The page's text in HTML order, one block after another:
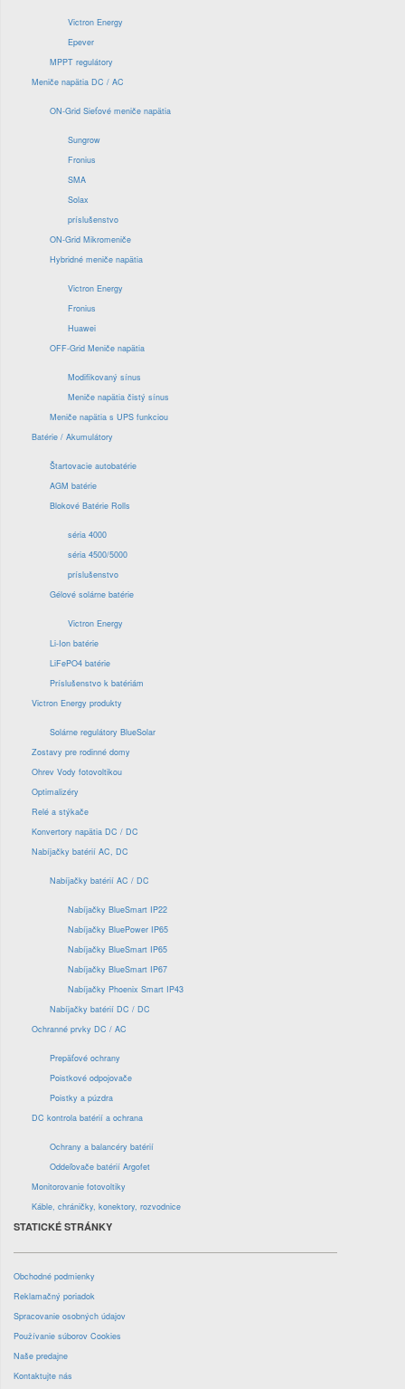
Victron Energy
Epever
MPPT regulátory
Meniče napätia DC / AC
ON-Grid Sieťové meniče napätia
Sungrow
Fronius
SMA
Solax
príslušenstvo
ON-Grid Mikromeniče
Hybridné meniče napätia
Victron Energy
Fronius
Huawei
OFF-Grid Meniče napätia
Modifikovaný sínus
Meniče napätia čistý sínus
Meniče napätia s UPS funkciou
Batérie / Akumulátory
Štartovacie autobatérie
AGM batérie
Blokové Batérie Rolls
séria 4000
séria 4500/5000
príslušenstvo
Gélové solárne batérie
Victron Energy
Li-Ion batérie
LiFePO4 batérie
Príslušenstvo k batériám
Victron Energy produkty
Solárne regulátory BlueSolar
Zostavy pre rodinné domy
Ohrev Vody fotovoltikou
Optimalizéry
Relé a stýkače
Konvertory napätia DC / DC
Nabíjačky batérií AC, DC
Nabíjačky batérií AC / DC
Nabíjačky BlueSmart IP22
Nabíjačky BluePower IP65
Nabíjačky BlueSmart IP65
Nabíjačky BlueSmart IP67
Nabíjačky Phoenix Smart IP43
Nabíjačky batérií DC / DC
Ochranné prvky DC / AC
Prepäťové ochrany
Poistkové odpojovače
Poistky a púzdra
DC kontrola batérií a ochrana
Ochrany a balancéry batérií
Oddeľovače batérií Argofet
Monitorovanie fotovoltiky
Káble, chráničky, konektory, rozvodnice
STATICKÉ STRÁNKY
Obchodné podmienky
Reklamačný poriadok
Spracovanie osobných údajov
Používanie súborov Cookies
Naše predajne
Kontaktujte nás